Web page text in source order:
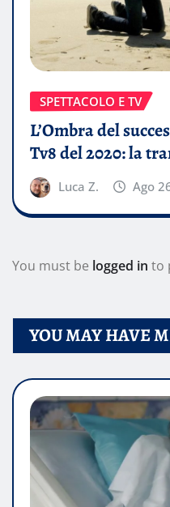
SPETTACOLO E TV
L’Ombra del
Tv8 del 2020: la
Luca Z. Ago
You must be logged in to
YOU MAY HAVE